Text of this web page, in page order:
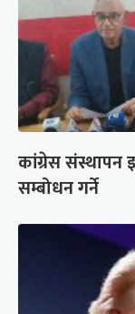
कांग्रेस संस्थापन
सम्बोधन गर्ने